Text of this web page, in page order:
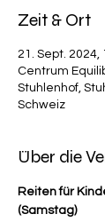
Zeit & Ort
21. Sept. 2024,
Centrum
Stuhlenhof,
Schweiz
Über die
Reiten für
(Samstag)